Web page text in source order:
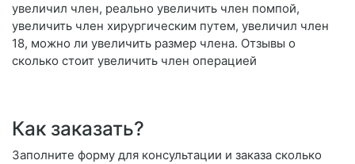
увеличил член, реально увеличить член помпой,
увеличить член хирургическим путем, увеличил член
18, можно ли увеличить размер члена. Отзывы о
сколько стоит увеличить член операцией
Как заказать?
Заполните форму для консультации и заказа сколько